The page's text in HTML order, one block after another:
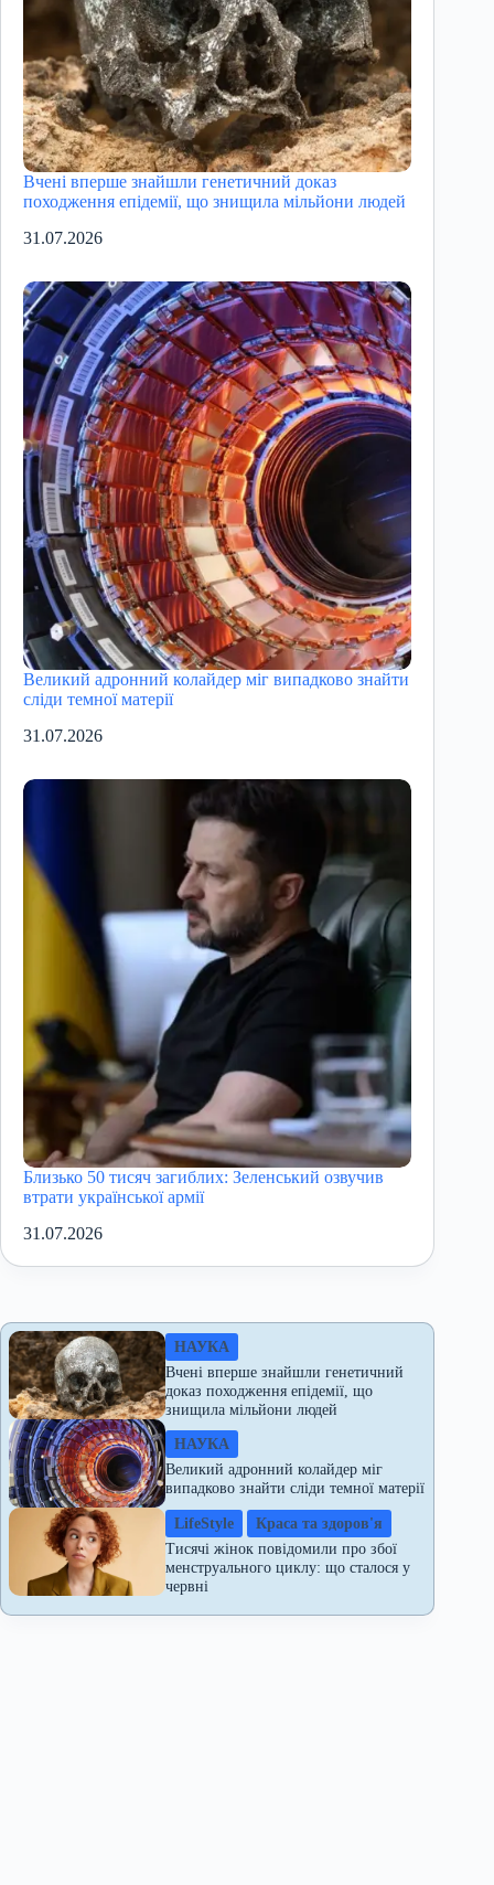
Вчені вперше знайшли генетичний доказ
походження епідемії, що знищила мільйони людей
31.07.2026
Великий адронний колайдер міг випадково знайти
сліди темної матерії
31.07.2026
Близько 50 тисяч загиблих: Зеленський озвучив
втрати української армії
31.07.2026
НАУКА
Вчені вперше знайшли генетичний
доказ походження епідемії, що
знищила мільйони людей
НАУКА
Великий адронний колайдер міг
випадково знайти сліди темної матерії
LifeStyle
Краса та здоров'я
Тисячі жінок повідомили про збої
менструального циклу: що сталося у
червні